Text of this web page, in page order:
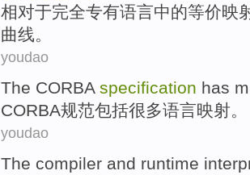
相对于完全专有语言中的等价映
曲线。
youdao
The CORBA specification has
CORBA规范包括很多语言映射。
youdao
The compiler and runtime